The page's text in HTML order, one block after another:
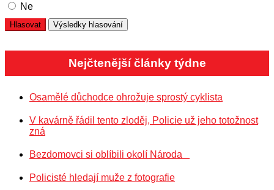
Ne
Nejčtenější články týdne
Osamělé důchodce ohrožuje sprostý cyklista
V kavárně řádil tento zloděj, Policie už jeho totožnost
zná
Bezdomovci si oblíbili okolí Národa
Policisté hledají muže z fotografie